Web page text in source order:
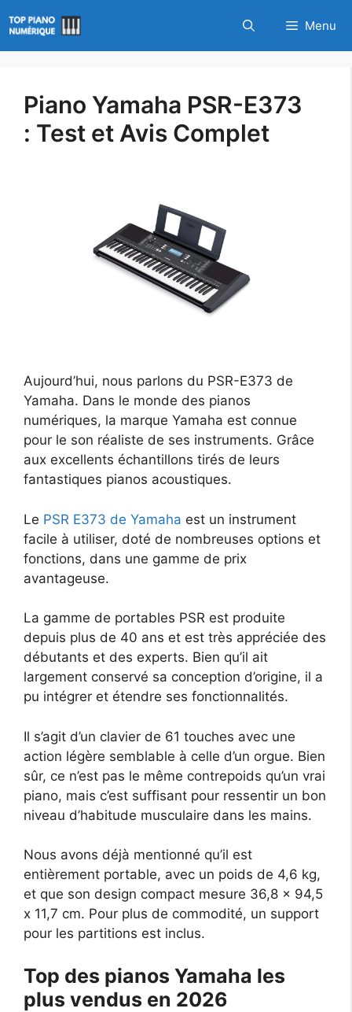
au
contenu
Menu
Piano Yamaha PSR-E373
: Test et Avis Complet
Aujourd’hui, nous parlons du PSR-E373 de
Yamaha. Dans le monde des pianos
numériques, la marque Yamaha est connue
pour le son réaliste de ses instruments. Grâce
aux excellents échantillons tirés de leurs
fantastiques pianos acoustiques.
Le PSR E373 de Yamaha est un instrument
facile à utiliser, doté de nombreuses options et
fonctions, dans une gamme de prix
avantageuse.
La gamme de portables PSR est produite
depuis plus de 40 ans et est très appréciée des
débutants et des experts. Bien qu’il ait
largement conservé sa conception d’origine, il a
pu intégrer et étendre ses fonctionnalités.
Il s’agit d’un clavier de 61 touches avec une
action légère semblable à celle d’un orgue. Bien
sûr, ce n’est pas le même contrepoids qu’un vrai
piano, mais c’est suffisant pour ressentir un bon
niveau d’habitude musculaire dans les mains.
Nous avons déjà mentionné qu’il est
entièrement portable, avec un poids de 4,6 kg,
et que son design compact mesure 36,8 x 94,5
x 11,7 cm. Pour plus de commodité, un support
pour les partitions est inclus.
Top des pianos Yamaha les
plus vendus en 2026